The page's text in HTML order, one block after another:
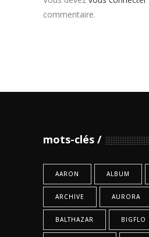
commentaire.
mots-clés
AARON ALBUM
ARCHIVE AURORA
BALTHAZAR BIGFLO